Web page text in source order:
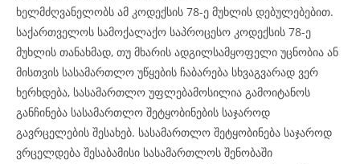
ხელმძღვანელობს ამ კოდექსის 78-ე მუხლის დებულებებით.
საქართველოს სამოქალაქო საპროცესო კოდექსის 78-ე
მუხლის თანახმად, თუ მხარის ადგილსამყოფელი უცნობია ან
მისთვის სასამართლო უწყების ჩაბარება სხვაგვარად ვერ
ხერხდება, სასამართლო უფლებამოსილია გამოიტანოს
განჩინება სასამართლო შეტყობინების საჯაროდ
გავრცელების შესახებ. სასამართლო შეტყობინება საჯაროდ
ვრცელდება შესაბამისი სასამართლოს შენობაში